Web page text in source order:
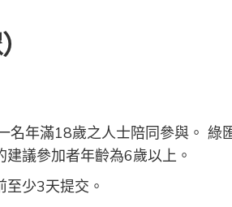
名年滿18歲之人士陪同參與。 綠
議參加者年齡為6歲以上。
少3天提交。